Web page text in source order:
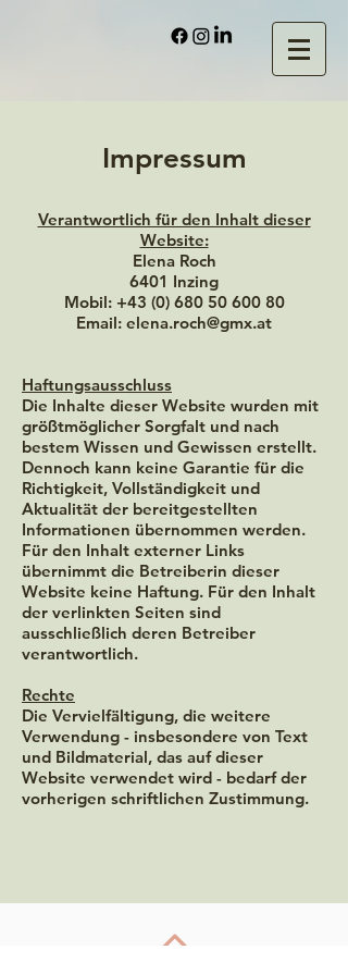
Impressum
Verantwortlich für den Inhalt dieser
Website:
Elena Roch
6401 Inzing
Mobil: +43 (0) 680 50 600 80
Email: elena.roch@gmx.at
Haftungsausschluss
Die Inhalte dieser Website wurden mit
größtmöglicher Sorgfalt und nach
bestem Wissen und Gewissen erstellt.
Dennoch kann keine Garantie für die
Richtigkeit, Vollständigkeit und
Aktualität der bereitgestellten
Informationen übernommen werden.
Für den Inhalt externer Links
übernimmt die Betreiberin dieser
Website keine Haftung. Für den Inhalt
der verlinkten Seiten sind
ausschließlich deren Betreiber
verantwortlich.
Rechte
Die Vervielfältigung, die weitere
Verwendung - insbesondere von Text
und Bildmaterial, das auf dieser
Website verwendet wird - bedarf der
vorherigen schriftlichen Zustimmung.